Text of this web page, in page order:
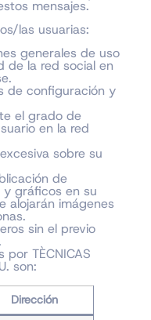
mensajes.
las usuarias:
generales de uso
de la red social en
de configuración y
el grado de
en la red
sobre su
de
y gráficos en su
alojarán imágenes
sin el previo
por TÈCNICAS
son:
Dirección